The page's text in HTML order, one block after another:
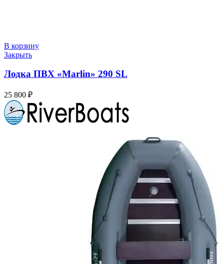
В корзину
Закрыть
Лодка ПВХ «Marlin» 290 SL
25 800 ₽